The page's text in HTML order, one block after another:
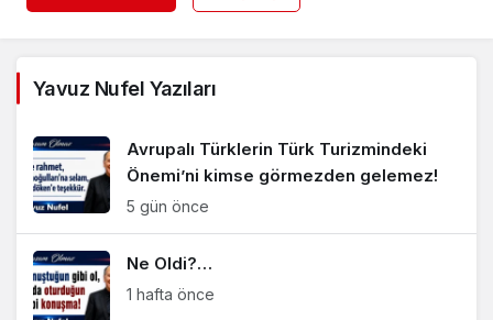
Yavuz Nufel Yazıları
Avrupalı Türklerin Türk Turizmindeki
Önemi’ni kimse görmezden gelemez!
5 gün önce
Ne Oldi?…
1 hafta önce